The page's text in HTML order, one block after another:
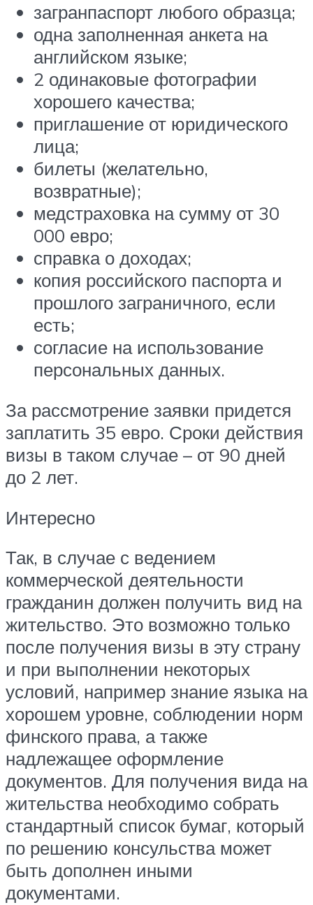
загранпаспорт любого образца;
одна заполненная анкета на
английском языке;
2 одинаковые фотографии
хорошего качества;
приглашение от юридического
лица;
билеты (желательно,
возвратные);
медстраховка на сумму от 30
000 евро;
справка о доходах;
копия российского паспорта и
прошлого заграничного, если
есть;
согласие на использование
персональных данных.
За рассмотрение заявки придется
заплатить 35 евро. Сроки действия
визы в таком случае – от 90 дней
до 2 лет.
Интересно
Так, в случае с ведением
коммерческой деятельности
гражданин должен получить вид на
жительство. Это возможно только
после получения визы в эту страну
и при выполнении некоторых
условий, например знание языка на
хорошем уровне, соблюдении норм
финского права, а также
надлежащее оформление
документов. Для получения вида на
жительства необходимо собрать
стандартный список бумаг, который
по решению консульства может
быть дополнен иными
документами.